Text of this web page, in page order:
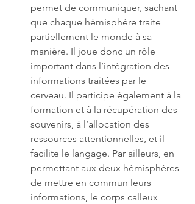
permet de communiquer, sachant
que chaque hémisphère traite
partiellement le monde à sa
manière. Il joue donc un rôle
important dans l’intégration des
informations traitées par le
cerveau. Il participe également à la
formation et à la récupération des
souvenirs, à l’allocation des
ressources attentionnelles, et il
facilite le langage. Par ailleurs, en
permettant aux deux hémisphères
de mettre en commun leurs
informations, le corps calleux